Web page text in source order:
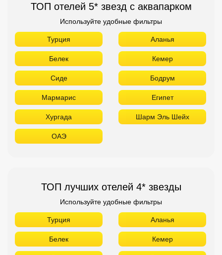
ТОП отелей 5* звезд с аквапарком
Используйте удобные фильтры
Турция Аланья
Белек Кемер
Сиде Бодрум
Мармарис Египет
Хургада Шарм Эль Шейх
ОАЭ
ТОП лучших отелей 4* звезды
Используйте удобные фильтры
Турция Аланья
Белек Кемер